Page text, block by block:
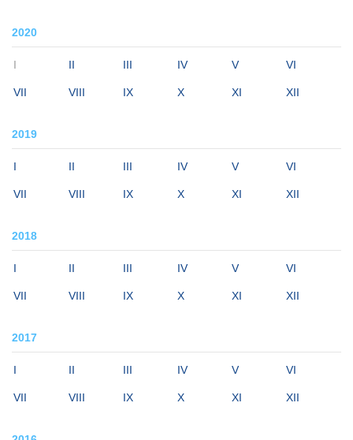
2020
I II III IV V VI
VII VIII IX X XI XII
2019
I II III IV V VI
VII VIII IX X XI XII
2018
I II III IV V VI
VII VIII IX X XI XII
2017
I II III IV V VI
VII VIII IX X XI XII